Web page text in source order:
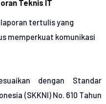
Teknis IT
tertulis yang
memperkuat komunikasi
dengan Standar
(SKKNI) No. 610 Tahun